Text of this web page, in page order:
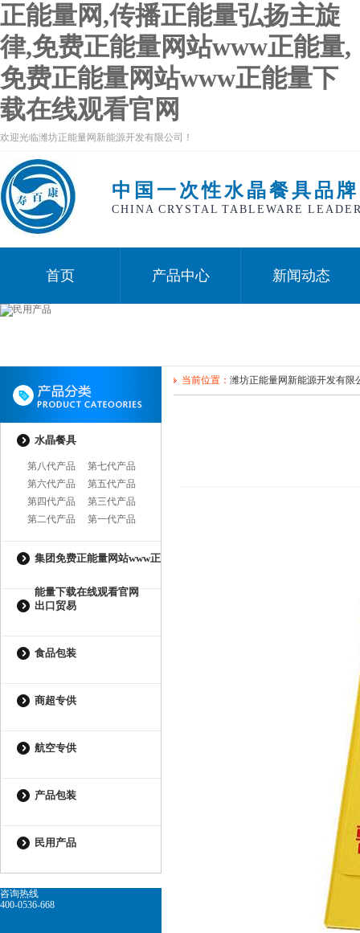
正能量网,传播正能量弘扬主旋
律,免费正能量网站www正能量,
免费正能量网站www正能量下
载在线观看官网
欢迎光临潍坊正能量网新能源开发有限公司！
中国一次性水晶餐具品牌
CHINA CRYSTAL TABLEWARE
首页 产品中心 新闻动态
水晶餐具
第八代产品
第七代产品
第六代产品
第五代产品
第四代产品
第三代产品
第二代产品
第一代产品
集团免费正能量网站www正
能量下载在线观看官网
出口贸易
食品包装
商超专供
航空专供
产品包装
民用产品
咨询热线
400-0536-668
当前位置： 潍坊正能量网新能源开发有限